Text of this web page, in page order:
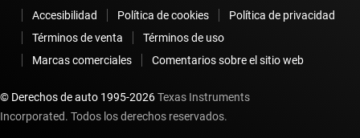
Accesibilidad Política de cookies
Política de privacidad
Términos de venta
Términos de uso
Marcas comerciales
Comentarios sobre el sitio web
© Derechos de auto 1995-2026Texas Instruments
Incorporated. Todos los derechos reservados.